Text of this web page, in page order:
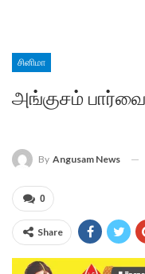
சினிமா
அங்குசம்
By Angusam News
0
Share